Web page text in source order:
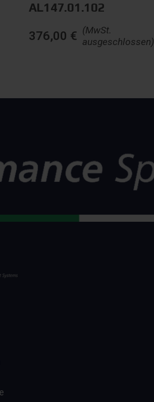
AL147.01.102
(MwSt.
ausgeschlossen)
376,00 €